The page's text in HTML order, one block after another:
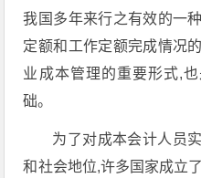
我国多年来行之有效的一
定额和工作定额完成情况
业成本管理的重要形式,
础。
为了对成本会计人员
和社会地位,许多国家成立